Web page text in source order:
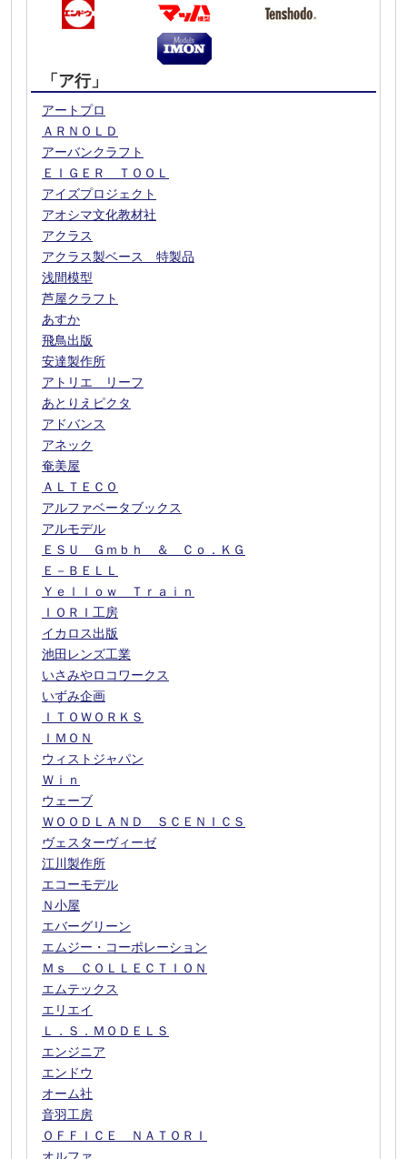
「ア行」
アートプロ
ＡＲＮＯＬＤ
アーバンクラフト
ＥＩＧＥＲ ＴＯＯＬ
アイズプロジェクト
アオシマ文化教材社
アクラス
アクラス製ベース 特製品
浅間模型
芦屋クラフト
あすか
飛鳥出版
安達製作所
アトリエ リーフ
あとりえピクタ
アドバンス
アネック
奄美屋
ＡＬＴＥＣＯ
アルファベータブックス
アルモデル
ＥＳＵ Ｇｍｂｈ ＆ Ｃｏ．ＫＧ
Ｅ－ＢＥＬＬ
Ｙｅｌｌｏｗ Ｔｒａｉｎ
ＩＯＲＩ工房
イカロス出版
池田レンズ工業
いさみやロコワークス
いずみ企画
ＩＴＯＷＯＲＫＳ
ＩＭＯＮ
ウィストジャパン
Ｗｉｎ
ウェーブ
ＷＯＯＤＬＡＮＤ ＳＣＥＮＩＣＳ
ヴェスターヴィーゼ
江川製作所
エコーモデル
Ｎ小屋
エバーグリーン
エムジー・コーポレーション
Ｍｓ ＣＯＬＬＥＣＴＩＯＮ
エムテックス
エリエイ
Ｌ．Ｓ．ＭＯＤＥＬＳ
エンジニア
エンドウ
オーム社
音羽工房
ＯＦＦＩＣＥ ＮＡＴＯＲＩ